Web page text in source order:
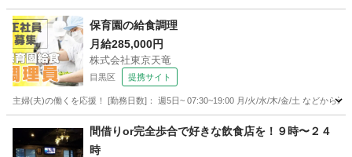
東京 足立区 デリバリー オープニング
保育園の給食調理
月給285,000円
株式会社東京天竜
目黒区 提携サイト
主婦(夫)の働くを応援！ [勤務日数]： 週5日~ 07:30~19:00 月/火/水/木/金/土 などから
その他
間借りor完全歩合で好きな飲食店を！９時〜２４
時